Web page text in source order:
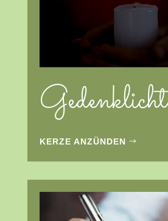
Gedenklicht
KERZE ANZÜNDEN